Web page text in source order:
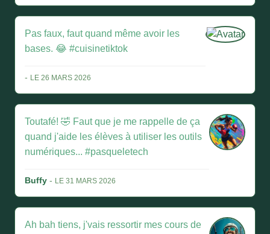
Pas faux, faut quand même avoir les
bases. 😂 #cuisinetiktok
- LE 26 MARS 2026
Toutafé! 🤣 Faut que je me rappelle de ça
quand j'aide les élèves à utiliser les outils
numériques... #pasqueletech
Buffy - LE 31 MARS 2026
Ah bah tiens, j'vais ressortir mes cours de